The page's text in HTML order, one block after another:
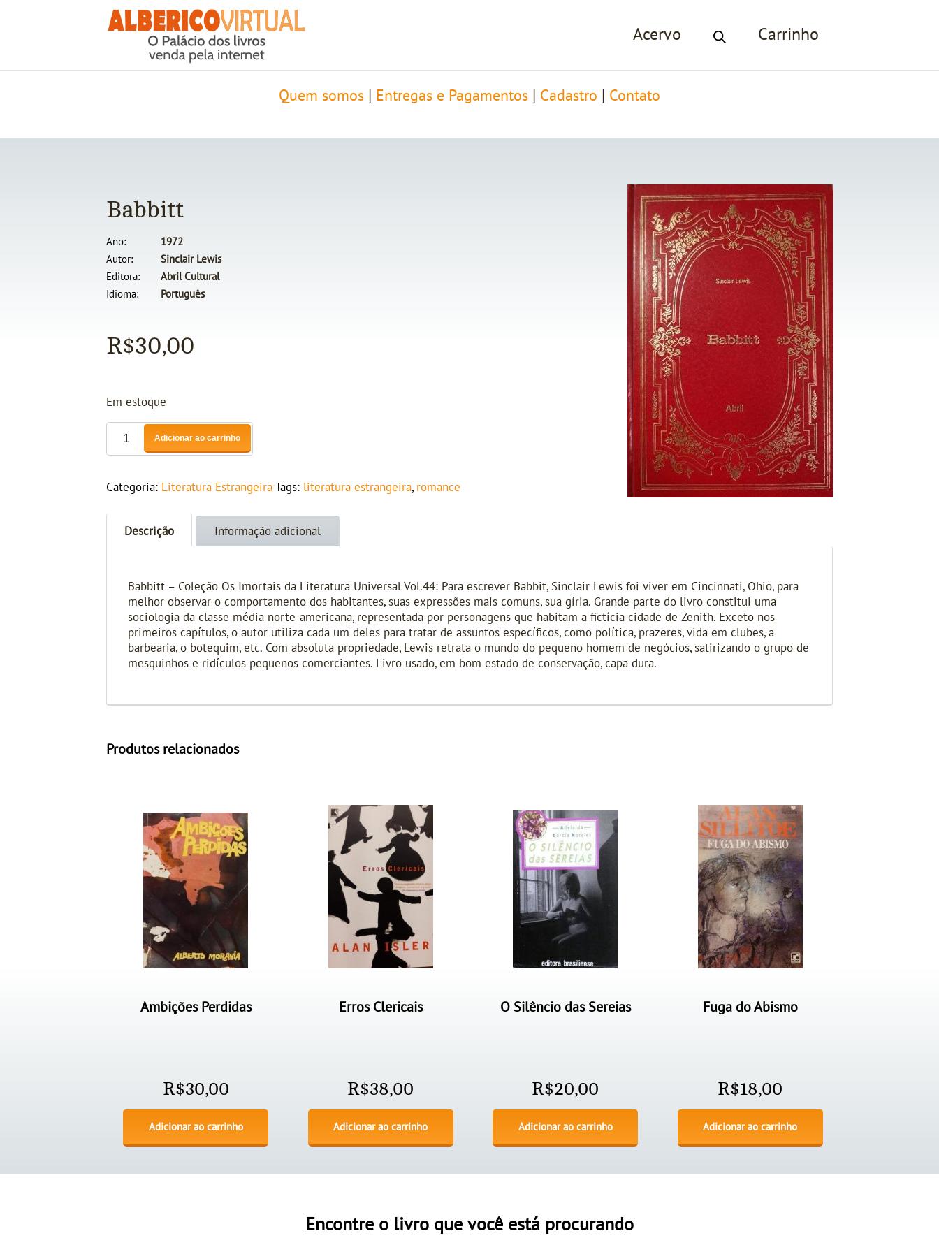
Acervo Carrinho
Quem somos Entregas e Pagamentos Cadastro Contato
Babbitt
Ano
1972
Autor
Sinclair Lewis
Editora
Abril Cultural
Idioma
Português
R$30,00
Em estoque
Adicionar ao carrinho
Categoria: Literatura Estrangeira Tags: literatura estrangeira, romance
Descrição Informação adicional
Babbitt – Coleção Os Imortais da Literatura Universal Vol.44: Para escrever Babbit, Sinclair Lewis foi viver em Cincinnati, Ohio, para
melhor observar o comportamento dos habitantes, suas expressões mais comuns, sua gíria. Grande parte do livro constitui uma
sociologia da classe média norte-americana, representada por personagens que habitam a fictícia cidade de Zenith. Exceto nos
primeiros capítulos, o autor utiliza cada um deles para tratar de assuntos específicos, como política, prazeres, vida em clubes, a
barbearia, o botequim, etc. Com absoluta propriedade, Lewis retrata o mundo do pequeno homem de negócios, satirizando o grupo de
mesquinhos e ridículos pequenos comerciantes. Livro usado, em bom estado de conservação, capa dura.
Produtos relacionados
Ambições Perdidas
R$30,00
Adicionar ao carrinho
Erros Clericais
R$38,00
Adicionar ao carrinho
O Silêncio das Sereias
R$20,00
Adicionar ao carrinho
Fuga do Abismo
R$18,00
Adicionar ao carrinho
Encontre o livro que você está procurando